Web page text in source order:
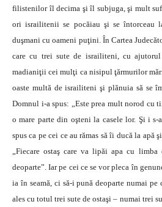
filistenilor îl decima şi îl subjuga, şi mult
ori israilitenii se pocăiau şi se întorceau
duşmani cu oameni puţini. În Cartea
care cu trei sute de israiliteni, cu
madianiţii cei mulţi ca nisipul ţărmurilor
oaste multă de israiliteni şi plănuia să se
Domnul i-a spus: „Este prea mult norod cu
o mare parte din oşteni la casele lor. Şi i
spus ca pe cei ce au rămas să îi ducă la apă
„Fiecare ostaş care va lipăi apa cu
deoparte”. Iar pe cei ce se vor pleca în
ia în seamă, ci să-i pună deoparte numai
ales cu totul trei sute de ostaşi – numai trei